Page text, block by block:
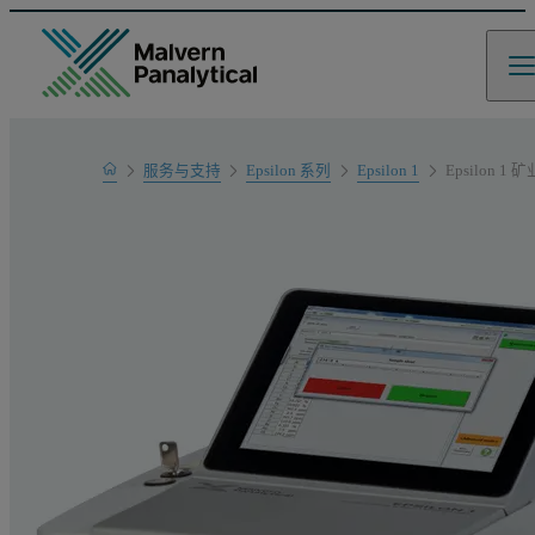
Home服务与支持
产品支持
Epsilon 系列 Epsilon 1 Epsilon 1 矿